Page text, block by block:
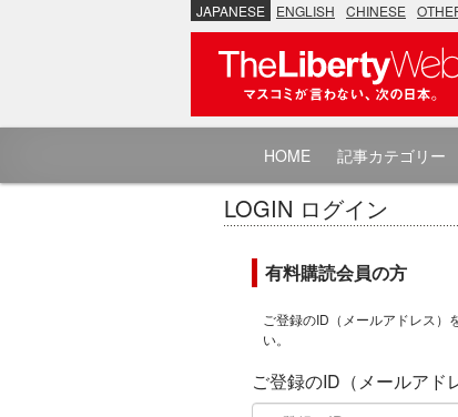
JAPANESE ENGLISH CHINESE
HOME 記事カテゴリー
LOGIN ログイン
有料購読会員の方
ご登録のID（メールアドレス）
い。
ご登録のID（メールアド